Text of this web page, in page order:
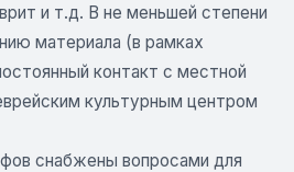
и т.д. В не меньшей степени
материала (в рамках
контакт с местной
культурным центром
снабжены вопросами для